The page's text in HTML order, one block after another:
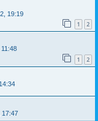
19:19
1 2
1 2
17:47